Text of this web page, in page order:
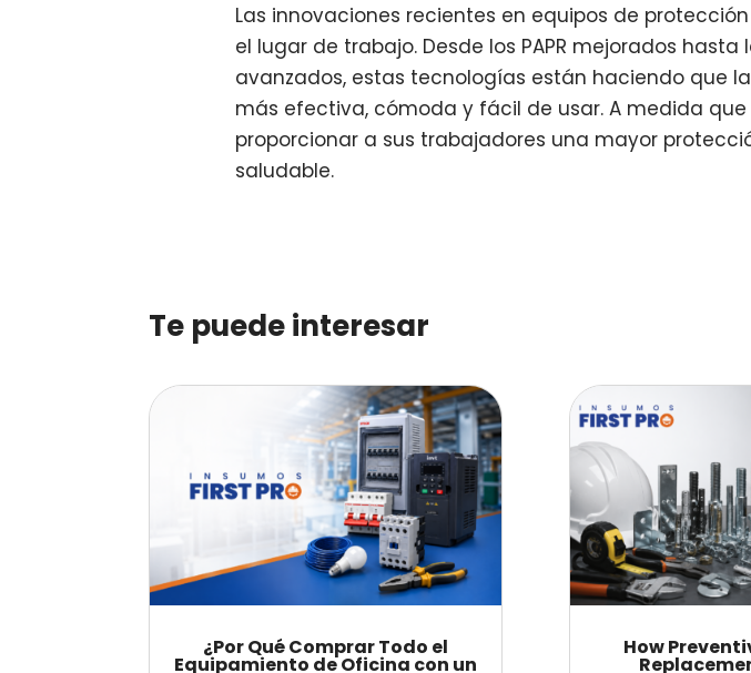
Las innovaciones recientes en equipos de
el lugar de trabajo. Desde los PAPR mejorados
avanzados, estas tecnologías están haciendo que
más efectiva, cómoda y fácil de usar. A medida
proporcionar a sus trabajadores una mayor
saludable.
Te puede interesar
¿Por Qué Comprar Todo el
Equipamiento de Oficina con un
How